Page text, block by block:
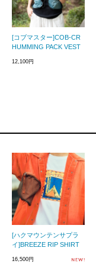
[コブマスター]COB-CR
HUMMING PACK VEST
12,100円
[ハクマウンテンサプラ
イ]BREEZE RIP SHIRT
16,500円